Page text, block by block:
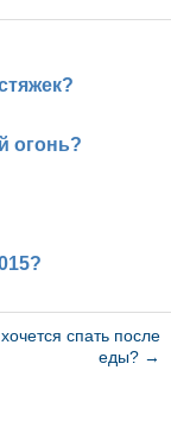
огонь?
спать после
еды? →